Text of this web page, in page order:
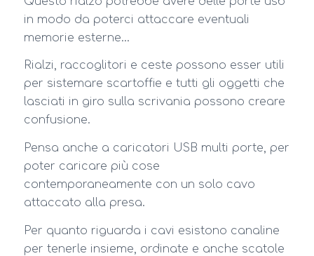
in modo da poterci attaccare eventuali
memorie esterne…
Rialzi, raccoglitori e ceste possono esser utili
per sistemare scartoffie e tutti gli oggetti che
lasciati in giro sulla scrivania possono creare
confusione.
Pensa anche a caricatori USB multi porte, per
poter caricare più cose
contemporaneamente con un solo cavo
attaccato alla presa.
Per quanto riguarda i cavi esistono canaline
per tenerle insieme, ordinate e anche scatole